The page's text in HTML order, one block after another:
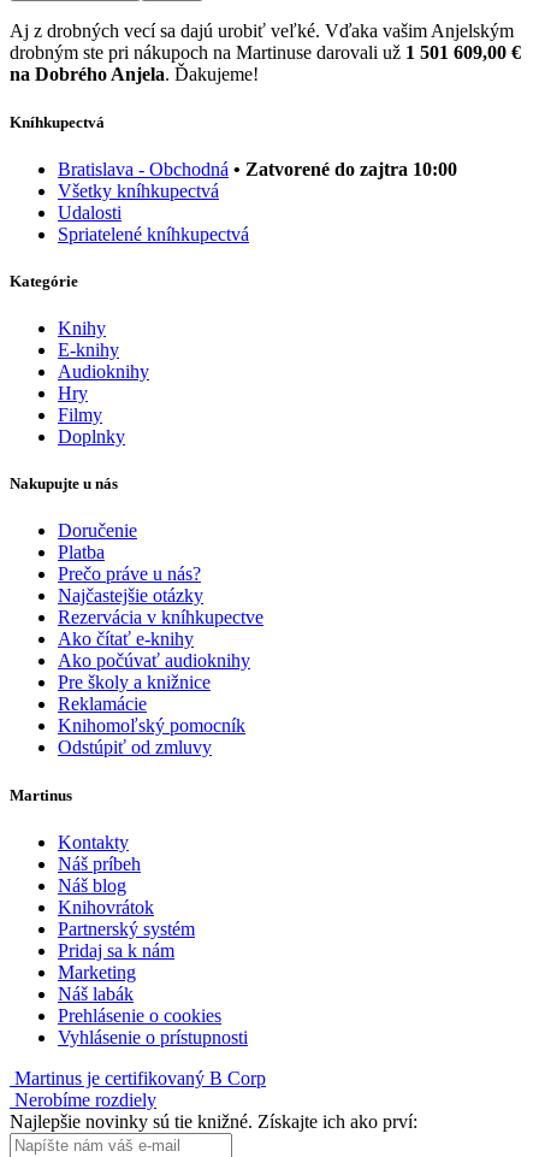
Aj z drobných vecí sa dajú urobiť veľké. Vďaka vašim Anjelským
drobným ste pri nákupoch na Martinuse darovali už 1 501 609,00 €
na Dobrého Anjela. Ďakujeme!
Kníhkupectvá
Bratislava - Obchodná • Zatvorené do zajtra 10:00
Všetky kníhkupectvá
Udalosti
Spriatelené kníhkupectvá
Kategórie
Knihy
E-knihy
Audioknihy
Hry
Filmy
Doplnky
Nakupujte u nás
Doručenie
Platba
Prečo práve u nás?
Najčastejšie otázky
Rezervácia v kníhkupectve
Ako čítať e-knihy
Ako počúvať audioknihy
Pre školy a knižnice
Reklamácie
Knihomoľský pomocník
Odstúpiť od zmluvy
Martinus
Kontakty
Náš príbeh
Náš blog
Knihovrátok
Partnerský systém
Pridaj sa k nám
Marketing
Náš labák
Prehlásenie o cookies
Vyhlásenie o prístupnosti
Martinus je certifikovaný B Corp
Nerobíme rozdiely
Najlepšie novinky sú tie knižné. Získajte ich ako prví: